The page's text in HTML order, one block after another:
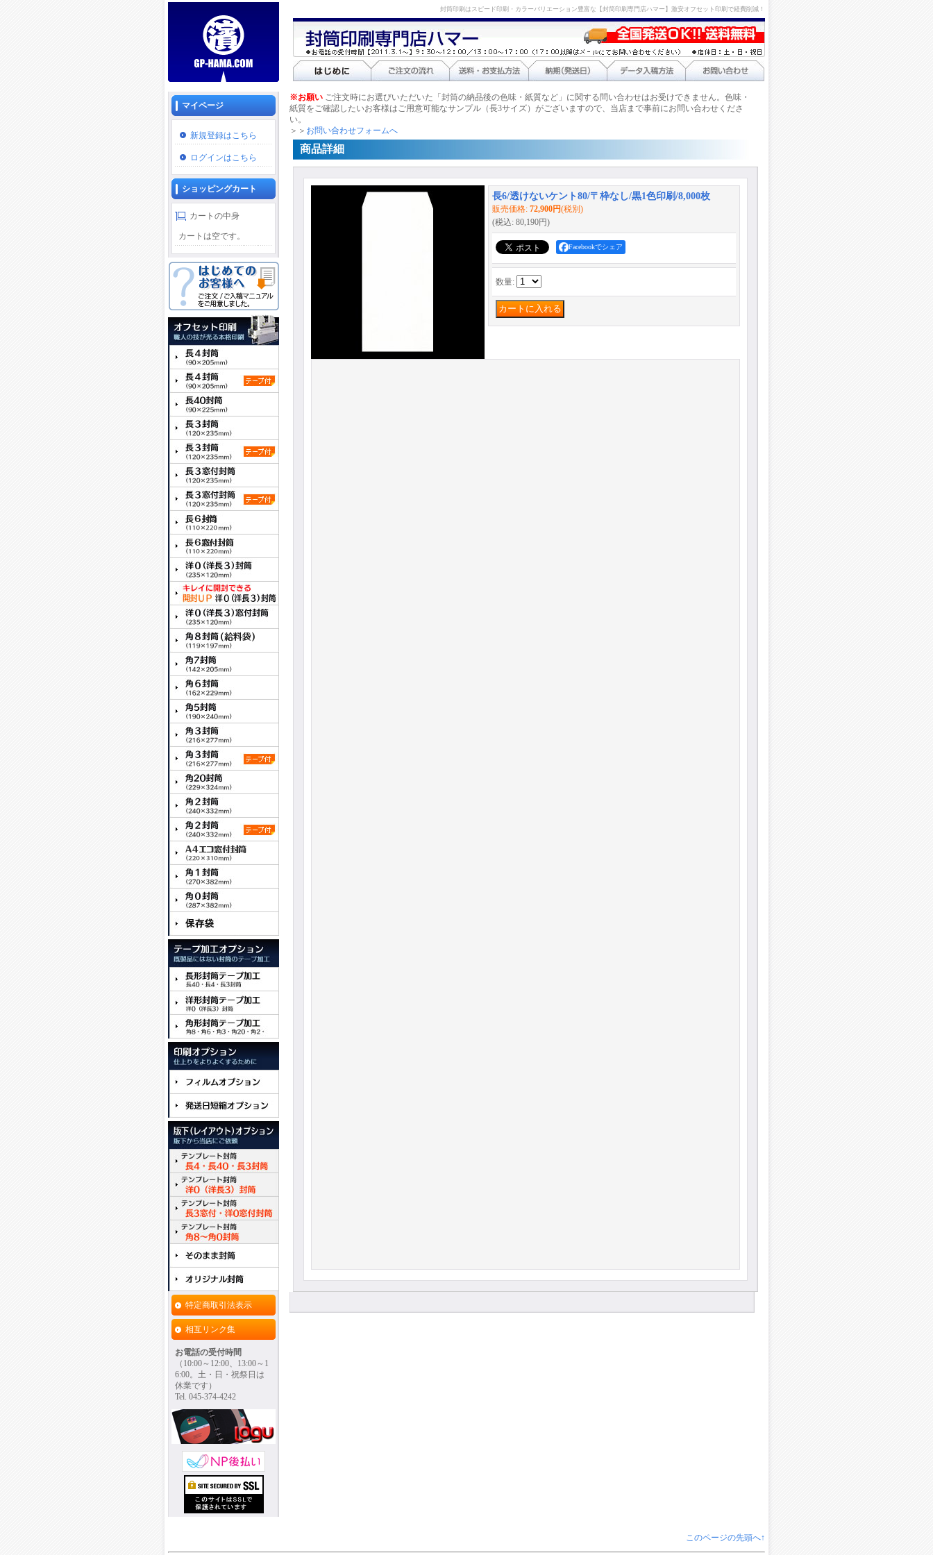
封筒印刷はスピード印刷・カラーバリエーション豊富な【封筒印刷専門店ハマー】激安オフセット印刷で経費削減！
マイページ
新規登録はこちら
ログインはこちら
ショッピングカート
カートの中身
カートは空です。
特定商取引法表示
相互リンク集
お電話の受付時間
（10:00～12:00、13:00～1
6:00。土・日・祝祭日は
休業です）
Tel. 045-374-4242
※お願い ご注文時にお選びいただいた「封筒の納品後の色味・紙質など」に関する問い合わせはお受けできません。色味・
紙質をご確認したいお客様はご用意可能なサンプル（長3サイズ）がございますので、当店まで事前にお問い合わせくださ
い。
＞＞ お問い合わせフォームへ
商品詳細
長6/透けないケント80/〒枠なし/黒1色印刷/8,000枚
販売価格: 72,900円(税別)
(税込: 80,190円)
Facebookでシェア
数量:
このページの先頭へ↑